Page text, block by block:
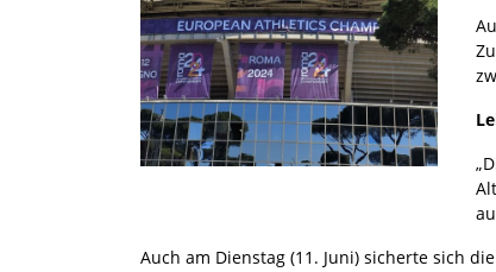
Auch am Dienstag (11. Juni) sicherte sich